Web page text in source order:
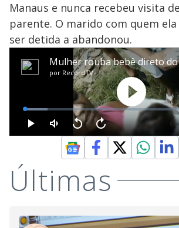
Manaus e nunca recebeu visita
parente. O marido com quem
ser detida a abandonou.
Últimas